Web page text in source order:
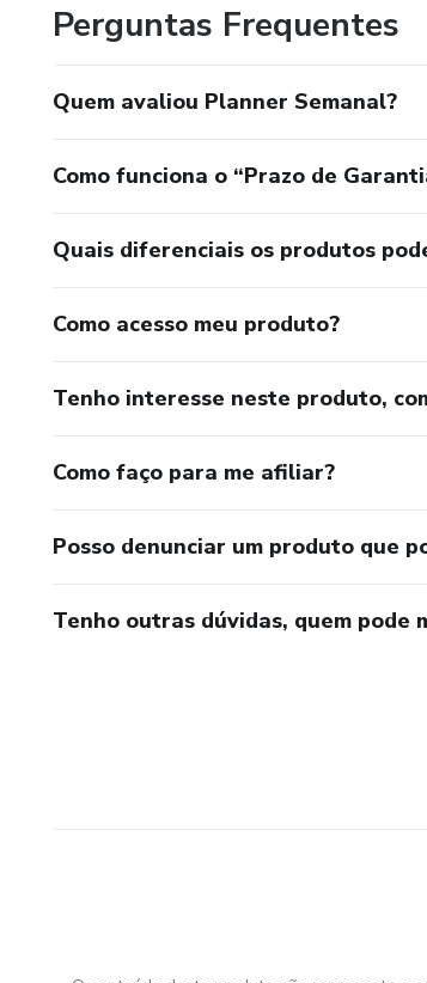
Perguntas Frequentes
Quem avaliou Planner Semanal?
Como funciona o “Prazo de
Quais diferenciais os produtos
Como acesso meu produto?
Tenho interesse neste produto,
Como faço para me afiliar?
Posso denunciar um produto que
Tenho outras dúvidas, quem pode